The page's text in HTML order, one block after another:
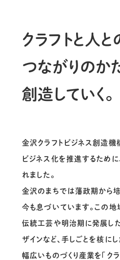
クラフトと人と
つながりのか
創造していく。
金沢クラフトビジネス創造機
ビジネス化を推進するため
れました。
金沢のまちでは藩政期から
今も息づいています。この
伝統工芸や明治期に発展し
ザインなど、手しごとを核に
幅広いものづくり産業を「クラ